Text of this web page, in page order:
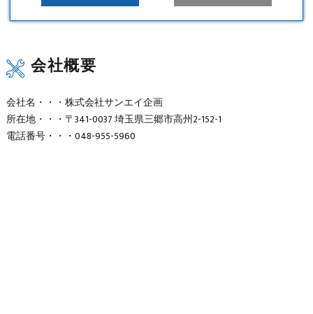
会社概要
会社名・・・株式会社サンエイ企画
所在地・・・〒341-0037 埼玉県三郷市高州2-152-1
電話番号・・・048-955-5960